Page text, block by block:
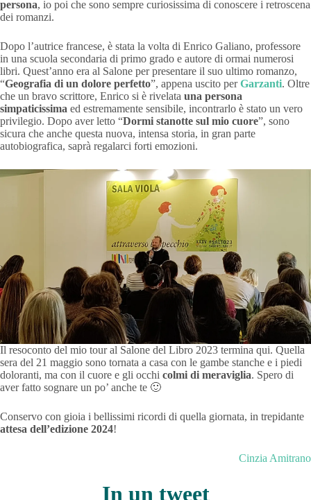
persona, io poi che sono sempre curiosissima di conoscere i retroscena
dei romanzi.
Dopo l’autrice francese, è stata la volta di Enrico Galiano, professore
in una scuola secondaria di primo grado e autore di ormai numerosi
libri. Quest’anno era al Salone per presentare il suo ultimo romanzo,
“Geografia di un dolore perfetto”, appena uscito perGarzanti. Oltre
che un bravo scrittore, Enrico si è rivelata una persona
simpaticissima ed estremamente sensibile, incontrarlo è stato un vero
privilegio. Dopo aver letto “Dormi stanotte sul mio cuore”, sono
sicura che anche questa nuova, intensa storia, in gran parte
autobiografica, saprà regalarci forti emozioni.
Il resoconto del mio tour al Salone del Libro 2023 termina qui. Quella
sera del 21 maggio sono tornata a casa con le gambe stanche e i piedi
doloranti, ma con il cuore e gli occhi colmi di meraviglia. Spero di
aver fatto sognare un po’ anche te 🙂
Conservo con gioia i bellissimi ricordi di quella giornata, in trepidante
attesa dell’edizione 2024!
Cinzia Amitrano
In un tweet